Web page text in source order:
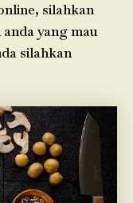
silahkan
yang mau
silahkan